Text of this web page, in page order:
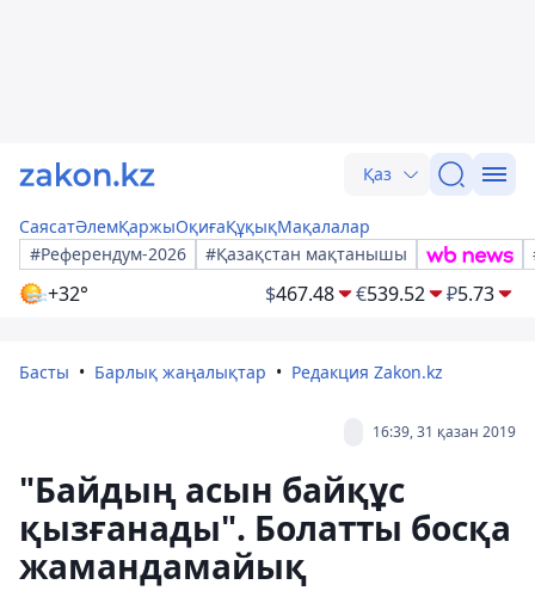
Қаз
СаясатӘлемҚаржыОқиғаҚұқықМақалалар
#Референдум-2026
#Қазақстан мақтанышы
+32° $467.48 €539.52 ₽5.73
Басты Барлық жаңалықтар Редакция Zakon.kz
16:39, 31 қазан 2019
"Байдың асын байқұс
қызғанады". Болатты босқа
жамандамайық